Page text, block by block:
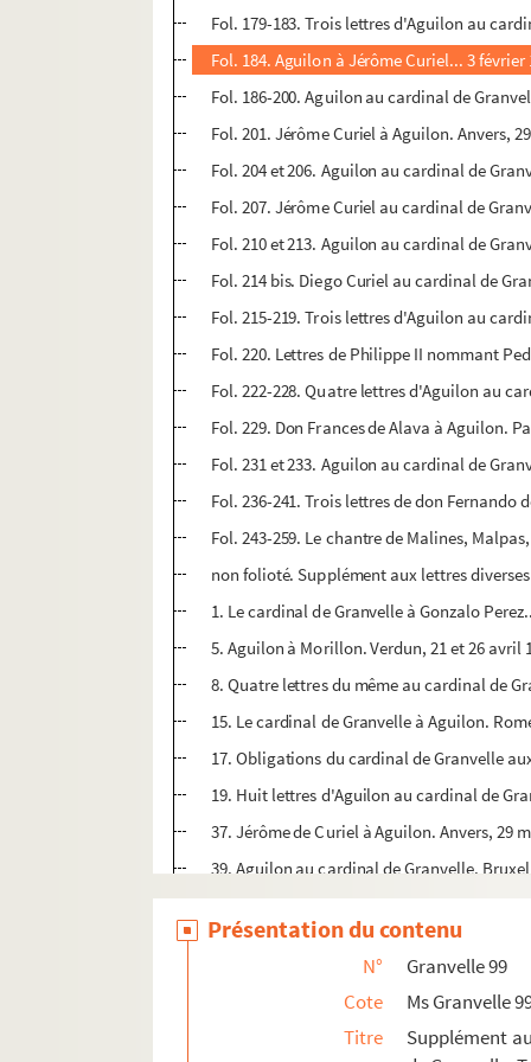
Fol. 179-183. Trois lettres d'Aguilon au
Fol. 184. Aguilon à Jérôme Curiel... 3 février
Fol. 186-200. Aguilon au cardinal de
Fol. 201. Jérôme Curiel à Aguilon. Anvers,
Fol. 204 et 206. Aguilon au cardinal de
Fol. 207. Jérôme Curiel au cardinal de
Fol. 210 et 213. Aguilon au cardinal de
Fol. 214 bis. Diego Curiel au cardinal de
Fol. 215-219. Trois lettres d'Aguilon au
Fol. 220. Lettres de Philippe II nommant
Fol. 222-228. Quatre lettres d'Aguilon au
Fol. 229. Don Frances de Alava à Aguilon.
Fol. 231 et 233. Aguilon au cardinal de
Fol. 236-241. Trois lettres de don Fernando
Fol. 243-259. Le chantre de Malines,
non folioté. Supplément aux lettres
1. Le cardinal de Granvelle à Gonzalo
5. Aguilon à Morillon. Verdun, 21 et 26 avril
8. Quatre lettres du même au cardinal de
15. Le cardinal de Granvelle à Aguilon.
17. Obligations du cardinal de Granvelle
19. Huit lettres d'Aguilon au cardinal de
37. Jérôme de Curiel à Aguilon. Anvers, 29
39. Aguilon au cardinal de Granvelle.
44. Le même aux banquiers Bonvisis.
46. Alessandro Bonvisi, banquier, à Pedro
48. Onze lettres d'Aguilon au cardinal de
72. Proposition faite, le 24 décembre
73. Réponse de ces mêmes députés. Copie.
Présentation du contenu
N°
Granvelle 99
Cote
Ms Granvelle
Titre
Supplément